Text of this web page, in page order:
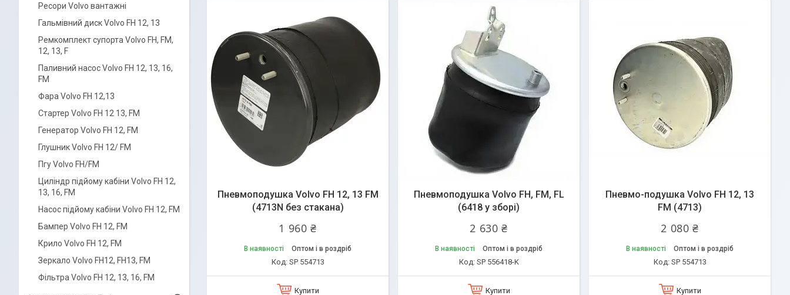
Пневмоподушка Volvo FH 12, 13 FM
(4713N без стакана)
1 960 ₴
В наявності Оптом і в роздріб
SP 554713
Купити
Пневмоподушка Volvo FH, FM, FL
(6418 у зборі)
2 630 ₴
В наявності Оптом і в роздріб
SP 556418-K
Купити
Пневмо-подушка Volvo FH 12, 13
FM (4713)
2 080 ₴
В наявності Оптом і в роздріб
SP 554713
Купити
Ресори Volvo вантажні
Гальмівний диск Volvo FH 12, 13
Ремкомплект супорта Volvo FH, FM,
12, 13, F
Паливний насос Volvo FH 12, 13, 16,
FM
Фара Volvo FH 12,13
Стартер Volvo FH 12 13, FM
Генератор Volvo FH 12, FM
Глушник Volvo FH 12/ FM
Пгу Volvo FH/FM
Циліндр підйому кабіни Volvo FH 12,
13, 16, FM
Насос підйому кабіни Volvo FH 12, FM
Бампер Volvo FH 12, FM
Крило Volvo FH 12, FM
Зеркало Volvo FH12, FH13, FM
Фільтра Volvo FH 12, 13, 16, FM